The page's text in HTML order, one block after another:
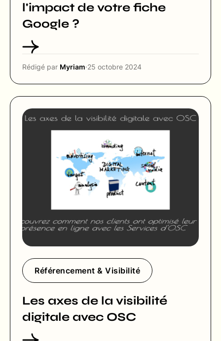
l'impact de votre fiche
Google ?
Rédigé par Myriam·25 octobre 2024
Référencement & Visibilité
Les axes de la visibilité
digitale avec OSC